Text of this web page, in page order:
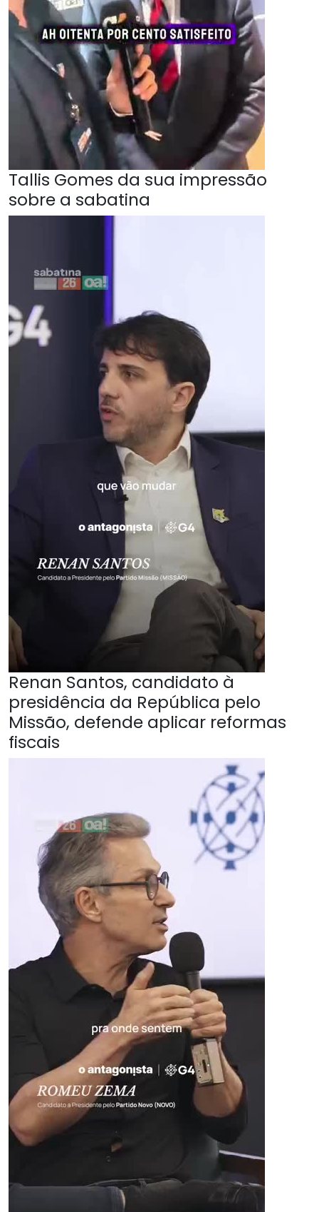
Tallis Gomes da sua impressão
sobre a sabatina
Renan Santos, candidato à
presidência da República pelo
Missão, defende aplicar reformas
fiscais